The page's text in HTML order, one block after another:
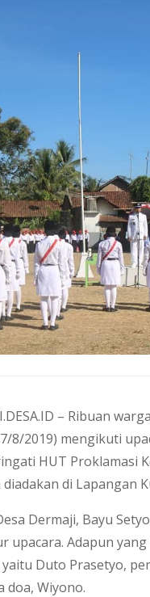
– Ribuan
8/2019) mengikuti
HUT Proklamasi
diadakan di Lapangan
Dermaji, Bayu
upacara. Adapun
Duto Prasetyo,
doa, Wiyono.